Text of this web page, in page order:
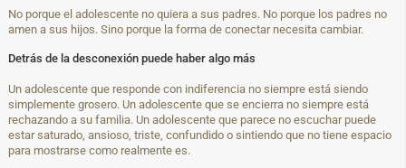
No porque el adolescente no quiera a sus padres. No porque los padres no
amen a sus hijos. Sino porque la forma de conectar necesita cambiar.
Detrás de la desconexión puede haber algo más
Un adolescente que responde con indiferencia no siempre está siendo
simplemente grosero. Un adolescente que se encierra no siempre está
rechazando a su familia. Un adolescente que parece no escuchar puede
estar saturado, ansioso, triste, confundido o sintiendo que no tiene espacio
para mostrarse como realmente es.